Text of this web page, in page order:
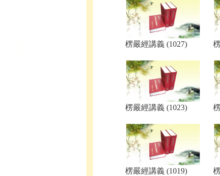
楞嚴經講義 (1027)
楞嚴經講義 (1023)
楞嚴經講義 (1019)